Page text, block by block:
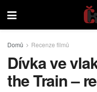
Domů Recenze filmů
Dívka ve
the Train –